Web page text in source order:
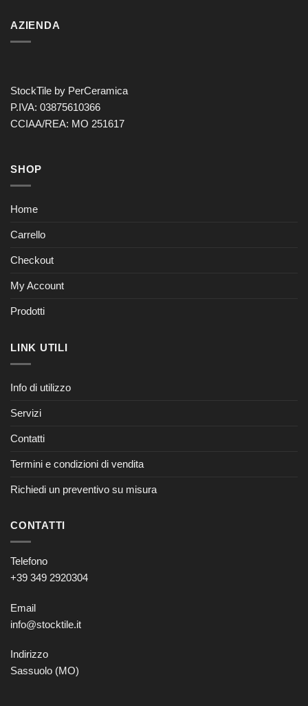
AZIENDA
StockTile by PerCeramica
P.IVA: 03875610366
CCIAA/REA: MO 251617
SHOP
Home
Carrello
Checkout
My Account
Prodotti
LINK UTILI
Info di utilizzo
Servizi
Contatti
Termini e condizioni di vendita
Richiedi un preventivo su misura
CONTATTI
Telefono
+39 349 2920304
Email
info@stocktile.it
Indirizzo
Sassuolo (MO)